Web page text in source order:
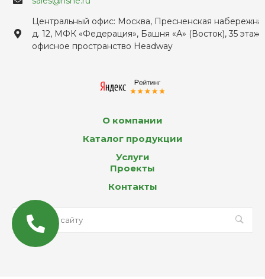
Центральный офис: Москва, Пресненская
д. 12, МФК «Федерация», Башня «А» (Восток), 35 этаж,
офисное пространство Headway
О компании
Каталог продукции
Услуги
Проекты
Контакты